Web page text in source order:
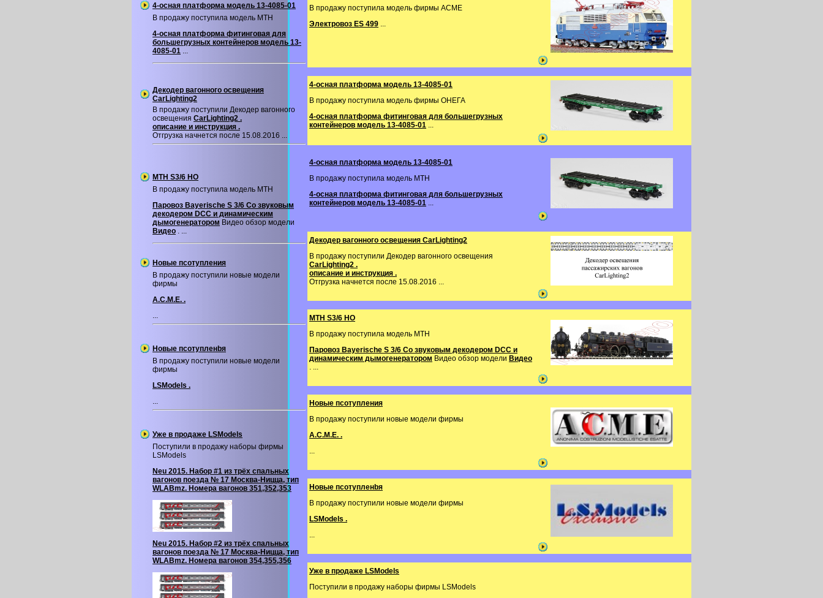
4-осная платформа модель 13-4085-01
В продажу поступила модель MTH
4-осная платформа фитинговая для
большегрузных контейнеров модель 13-
4085-01 ...
Декодер вагонного освещения
CarLighting2
В продажу поступили Декодер вагонного
освещения CarLighting2 .
описание и инструкция .
Отгрузка начнется после 15.08.2016 ...
MTH S3/6 HO
В продажу поступила модель MTH
Паровоз Bayerische S 3/6 Со звуковым
декодером DCC и динамическим
дымогенератором Видео обзор модели
Видео . ...
Новые псотупления
В продажу поступили новые модели
фирмы
A.C.M.E. .
...
Новые псотупленbя
В продажу поступили новые модели
фирмы
LSModels .
...
Уже в продаже LSModels
Поступили в продажу наборы фирмы
LSModels
Neu 2015. Набор #1 из трёх спальных
вагонов поезда № 17 Москва-Ницца, тип
WLABmz. Номера вагонов 351,352,353
Neu 2015. Набор #2 из трёх спальных
вагонов поезда № 17 Москва-Ницца, тип
WLABmz. Номера вагонов 354,355,356
В продажу поступила модель фирмы ACME
Электровоз ES 499 ...
4-осная платформа модель 13-4085-01
В продажу поступила модель фирмы ОНЕГА
4-осная платформа фитинговая для большегрузных
контейнеров модель 13-4085-01 ...
4-осная платформа модель 13-4085-01
В продажу поступила модель MTH
4-осная платформа фитинговая для большегрузных
контейнеров модель 13-4085-01 ...
Декодер вагонного освещения CarLighting2
В продажу поступили Декодер вагонного освещения
CarLighting2 .
описание и инструкция .
Отгрузка начнется после 15.08.2016 ...
MTH S3/6 HO
В продажу поступила модель MTH
Паровоз Bayerische S 3/6 Со звуковым декодером DCC и
динамическим дымогенератором Видео обзор модели Видео
. ...
Новые псотупления
В продажу поступили новые модели фирмы
A.C.M.E. .
...
Новые псотупленbя
В продажу поступили новые модели фирмы
LSModels .
...
Уже в продаже LSModels
Поступили в продажу наборы фирмы LSModels